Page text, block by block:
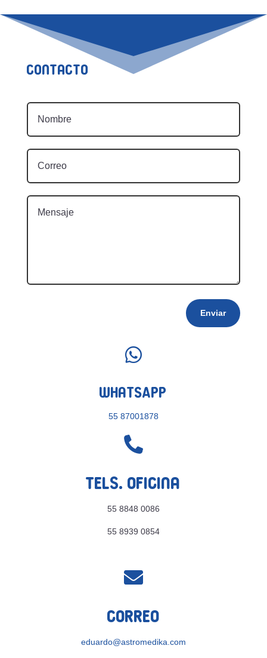
Contacto
Enviar

WhatsApp
55 87001878

Tels. Oficina
55 8848 0086
55 8939 0854

Correo
eduardo@astromedika.com